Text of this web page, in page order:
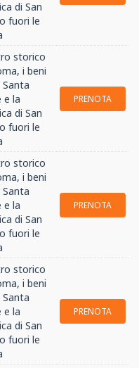
di San
fuori le
storico
i beni
Santa
e la
di San
fuori le
PRENOTA
storico
i beni
Santa
e la
di San
fuori le
PRENOTA
storico
i beni
Santa
e la
di San
fuori le
PRENOTA